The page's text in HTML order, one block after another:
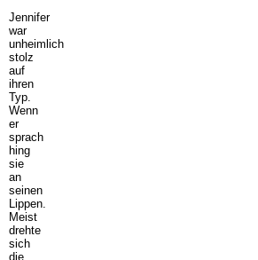
Jennifer
war
unheimlich
stolz
auf
ihren
Typ.
Wenn
er
sprach
hing
sie
an
seinen
Lippen.
Meist
drehte
sich
die